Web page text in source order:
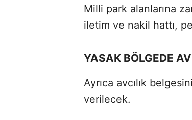
Milli park alanlarına
iletim ve nakil hattı,
YASAK BÖLGEDE
Ayrıca avcılık
verilecek.